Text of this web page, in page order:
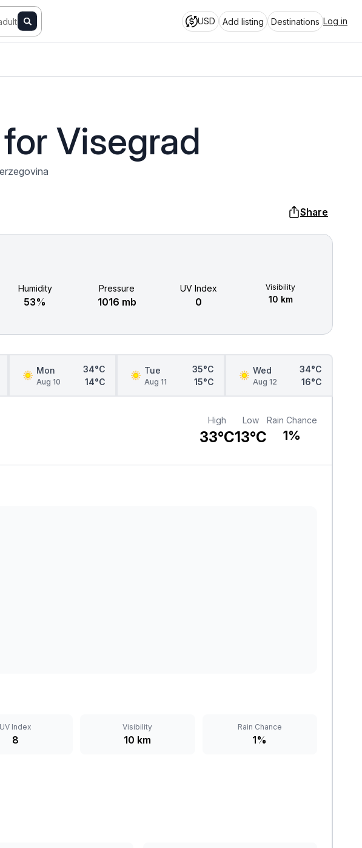
USD Add listing Destinations Log in
Visegrad
Share
Humidity
53%
Pressure
1016 mb
UV Index
0
Visibility
10 km
Mon
Aug 10
34°C
14°C
Tue
Aug 11
35°C
15°C
Wed
Aug 12
34°C
16°C
High
33°C
Low
13°C
Rain Chance
1%
UV Index
8
Visibility
10 km
Rain Chance
1%